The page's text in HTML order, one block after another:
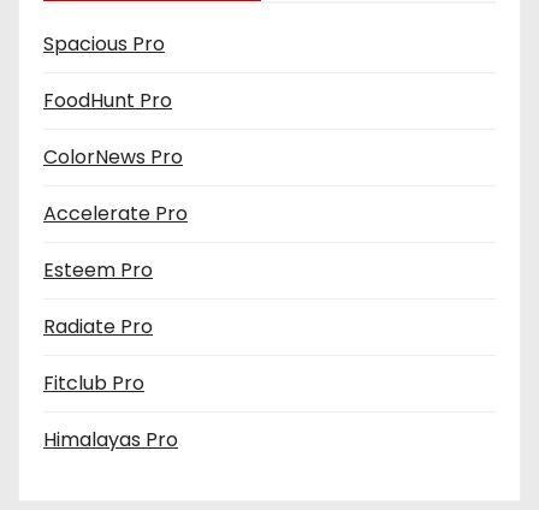
Spacious Pro
FoodHunt Pro
ColorNews Pro
Accelerate Pro
Esteem Pro
Radiate Pro
Fitclub Pro
Himalayas Pro